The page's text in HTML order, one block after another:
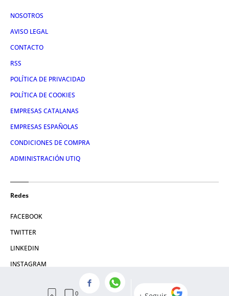
NOSOTROS
AVISO LEGAL
CONTACTO
RSS
POLÍTICA DE PRIVACIDAD
POLÍTICA DE COOKIES
EMPRESAS CATALANAS
EMPRESAS ESPAÑOLAS
CONDICIONES DE COMPRA
ADMINISTRACIÓN UTIQ
Redes
FACEBOOK
TWITTER
LINKEDIN
INSTAGRAM